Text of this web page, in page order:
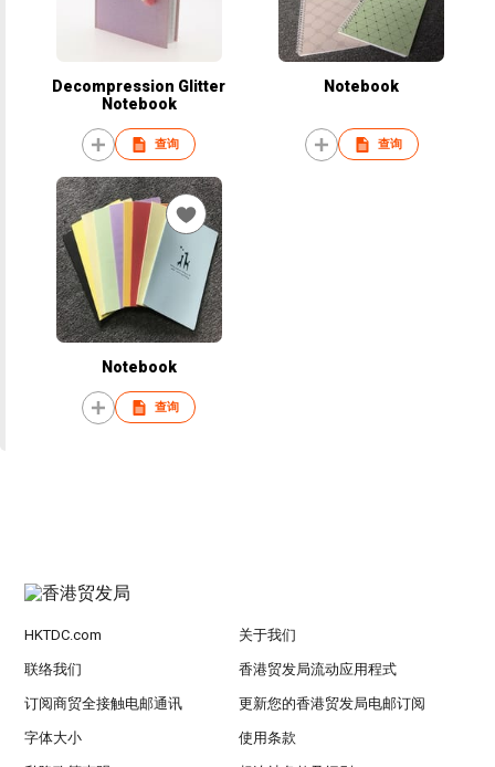
Decompression Glitter
Notebook
查询
Notebook
查询
Notebook
查询
HKTDC.com 关于我们
联络我们 香港贸发局流动应用程式
订阅商贸全接触电邮通讯 更新您的香港贸发局电邮订阅
字体大小 使用条款